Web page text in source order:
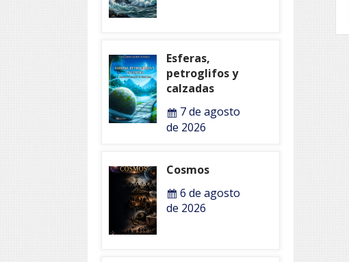
Esferas,
petroglifos y
calzadas
7 de agosto
de 2026
Cosmos
6 de agosto
de 2026